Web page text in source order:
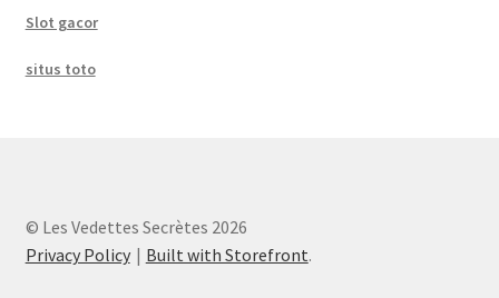
Slot gacor
situs toto
© Les Vedettes Secrètes 2026
Privacy Policy
Built with Storefront.